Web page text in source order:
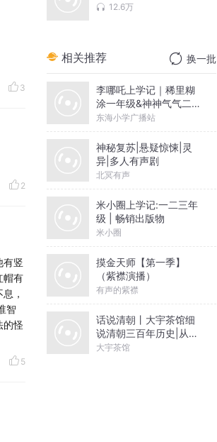
3
2
有竖
帽有
，
智
的怪
5
12.6万
相关推荐 换一批
李哪吒上学记｜稀里糊
涂一年级&神神气气二年
级
东海小学广播站
神秘复苏|悬疑惊悚|灵
异|多人有声剧
北冥有声
米小圈上学记:一二三年
级 | 畅销出版物
米小圈
摸金天师【第一季】
（紫襟演播）
有声的紫襟
话说清朝丨大宇茶馆细
说清朝三百年历史|从努
尔哈赤到末代皇帝溥仪|
大宇茶馆